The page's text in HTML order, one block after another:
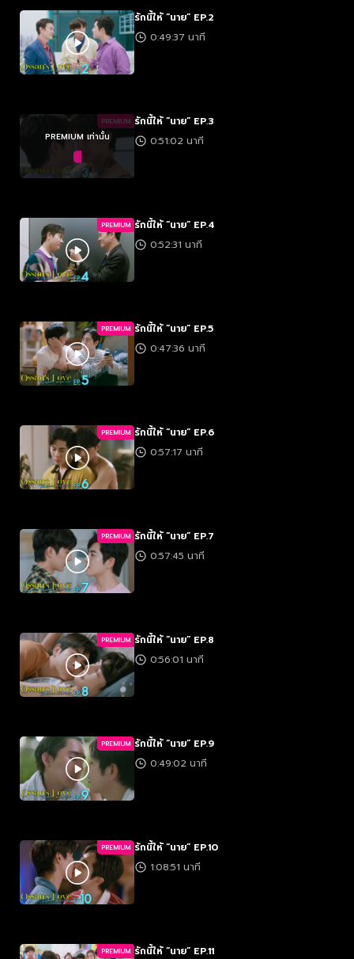
รักนี้ให้ “นาย” EP.2
0:49:37 นาที
PREMIUM
PREMIUM เท่านั้น
รักนี้ให้ “นาย” EP.3
0:51:02 นาที
PREMIUM รักนี้ให้ “นาย” EP.4
0:52:31 นาที
PREMIUM รักนี้ให้ “นาย” EP.5
0:47:36 นาที
PREMIUM รักนี้ให้ “นาย” EP.6
0:57:17 นาที
PREMIUM รักนี้ให้ “นาย” EP.7
0:57:45 นาที
PREMIUM รักนี้ให้ “นาย” EP.8
0:56:01 นาที
PREMIUM รักนี้ให้ “นาย” EP.9
0:49:02 นาที
PREMIUM รักนี้ให้ “นาย” EP.10
1:08:51 นาที
PREMIUM รักนี้ให้ “นาย” EP.11